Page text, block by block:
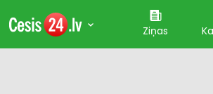
Ziņas